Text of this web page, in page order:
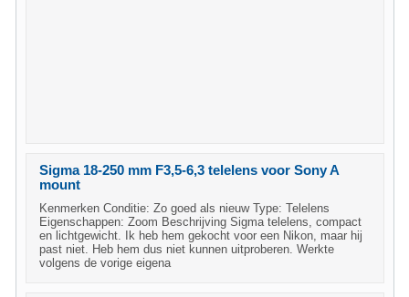
Sigma 18-250 mm F3,5-6,3 telelens voor Sony A
mount
Kenmerken Conditie: Zo goed als nieuw Type: Telelens
Eigenschappen: Zoom Beschrijving Sigma telelens, compact
en lichtgewicht. Ik heb hem gekocht voor een Nikon, maar hij
past niet. Heb hem dus niet kunnen uitproberen. Werkte
volgens de vorige eigena